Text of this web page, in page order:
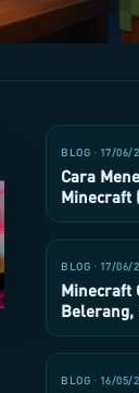
BLOG · 17/06/
Cara
Minecraft
BLOG · 17/06/
Minecraft
Belerang,
BLOG · 16/05/